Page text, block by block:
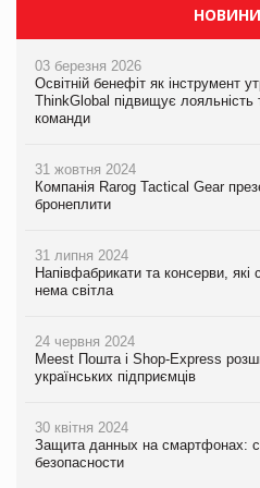
НОВИНИ
03 березня 2026
Освітній бенефіт як інструмент
ThinkGlobal підвищує лояльність
команди
31 жовтня 2024
Компанія Rarog Tactical Gear
бронеплити
31 липня 2024
Напівфабрикати та консерви, які
нема світла
24 червня 2024
Meest Пошта і Shop-Express
українських підприємців
30 квітня 2024
Защита данных на смартфонах:
безопасности